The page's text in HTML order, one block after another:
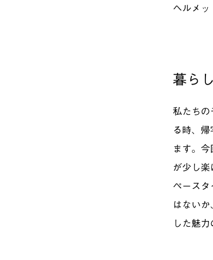
ヘルメッ
暮ら
私たち
る時、
ます。
が少し
ペース
はない
した魅